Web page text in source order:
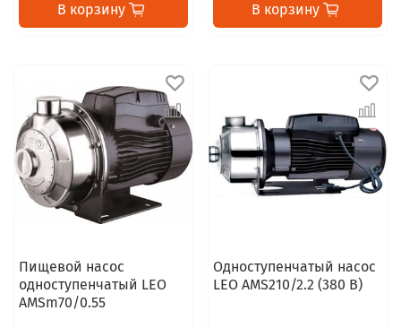
В корзину В корзину
Пищевой насос
одноступенчатый LEO
AMSm70/0.55
Одноступенчатый насос
LEO AMS210/2.2 (380 В)